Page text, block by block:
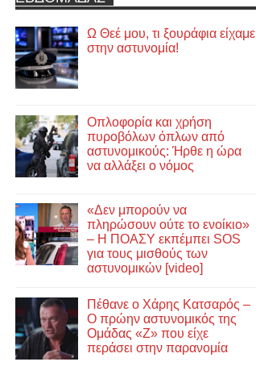
Ω Θεέ μου, τι ξουράφια είχαμε
στην αστυνομία!
Οπλοφορία και χρήση
πυροβόλων όπλων από
αστυνομικούς: Ήρθε η ώρα
να αλλάξει ο νόμος
«Δεν μπορούν να
πληρώσουν ούτε το ενοίκιο»
– Η ΠΟΑΣΥ εκπέμπει SOS
για τους μισθούς των
αστυνομικών [video]
Πέθανε ο Χάρης Κατσαρός –
Ο πρώην αστυνομικός της
Ομάδας «Ζ» που είχε
περάσει στην παρανομία